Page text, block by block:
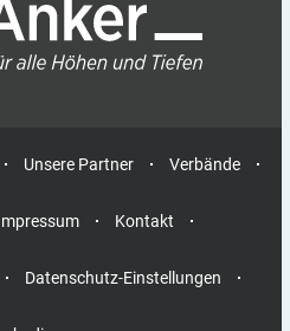
Unsere Partner Verbände
Kontakt
Datenschutz-Einstellungen